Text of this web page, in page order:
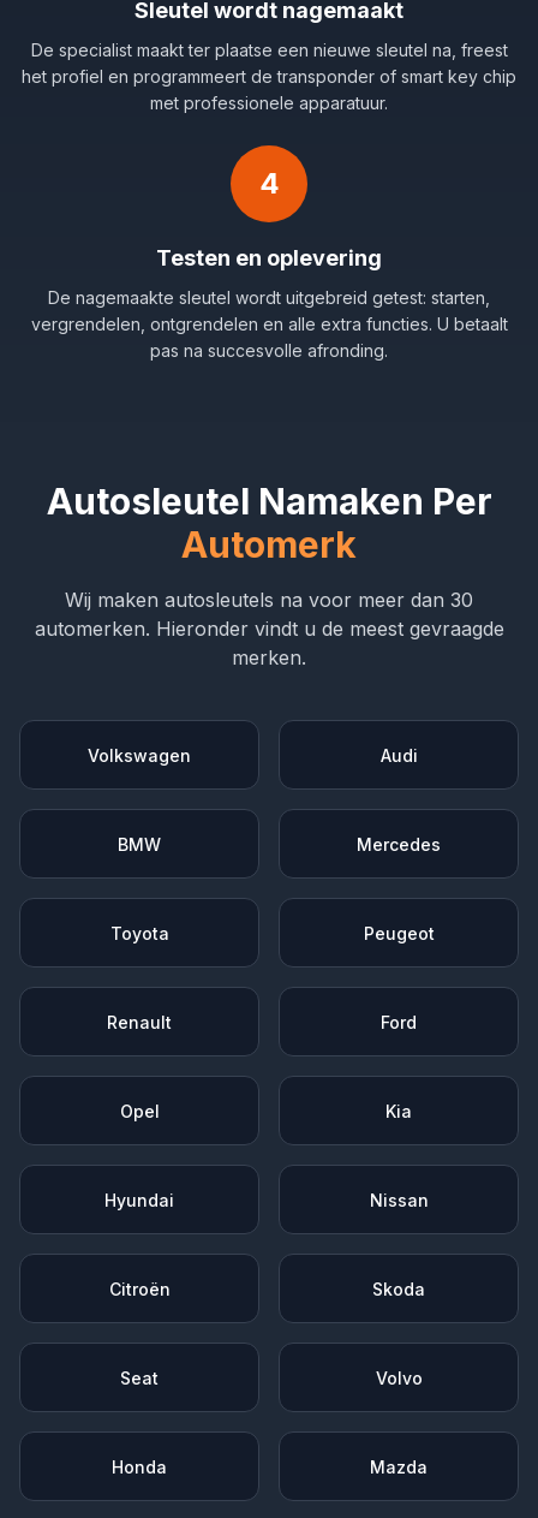
Sleutel wordt nagemaakt
De specialist maakt ter plaatse een nieuwe sleutel na, freest
het profiel en programmeert de transponder of smart key chip
met professionele apparatuur.
4
Testen en oplevering
De nagemaakte sleutel wordt uitgebreid getest: starten,
vergrendelen, ontgrendelen en alle extra functies. U betaalt
pas na succesvolle afronding.
Autosleutel Namaken Per
Automerk
Wij maken autosleutels na voor meer dan 30
automerken. Hieronder vindt u de meest gevraagde
merken.
Volkswagen Audi
BMW Mercedes
Toyota Peugeot
Renault Ford
Opel Kia
Hyundai Nissan
Citroën Skoda
Seat Volvo
Honda Mazda